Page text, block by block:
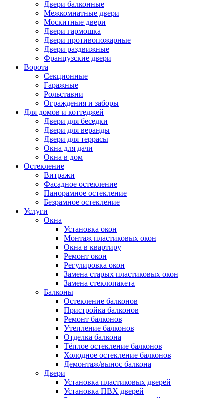
Двери балконные
Межкомнатные двери
Москитные двери
Двери гармошка
Двери противопожарные
Двери раздвижные
Французские двери
Ворота
Секционные
Гаражные
Рольставни
Ограждения и заборы
Для домов и коттеджей
Двери для беседки
Двери для веранды
Двери для террасы
Окна для дачи
Окна в дом
Остекление
Витражи
Фасадное остекление
Панорамное остекление
Безрамное остекление
Услуги
Окна
Установка окон
Монтаж пластиковых окон
Окна в квартиру
Ремонт окон
Регулировка окон
Замена старых пластиковых окон
Замена стеклопакета
Балконы
Остекление балконов
Пристройка балконов
Ремонт балконов
Утепление балконов
Отделка балкона
Тёплое остекление балконов
Холодное остекление балконов
Демонтаж/вынос балкона
Двери
Установка пластиковых дверей
Установка ПВХ дверей